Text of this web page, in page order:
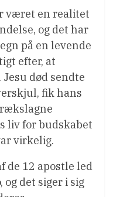
været en realitet
og det har
på en levende
efter, at
død sendte
fik hans
liv for budskabet
virkelig.
de 12 apostle led
det siger i sig